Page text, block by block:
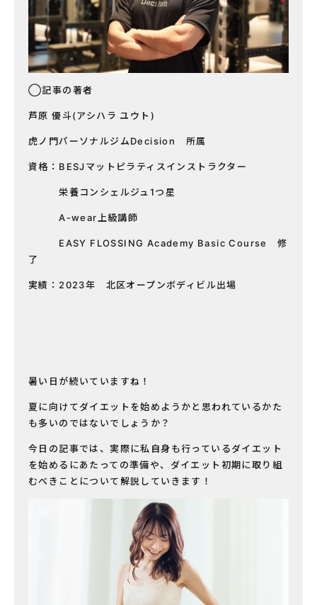
◯記事の著者
芦原 優斗(アシハラ ユウト)
虎ノ門パーソナルジムDecision 所属
資格：BESJマットピラティスインストラクター
栄養コンシェルジュ1つ星
A-wear上級講師
EASY FLOSSING Academy Basic Course 修
了
実績：2023年 北区オープンボディビル出場
暑い日が続いていますね！
夏に向けてダイエットを始めようかと思われているかた
も多いのではないでしょうか？
今日の記事では、実際に私自身も行っているダイエット
を始めるにあたっての準備や、ダイエット初期に取り組
むべきことについて解説していきます！